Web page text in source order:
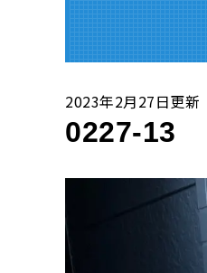
2023年2月27日更新
0227-13